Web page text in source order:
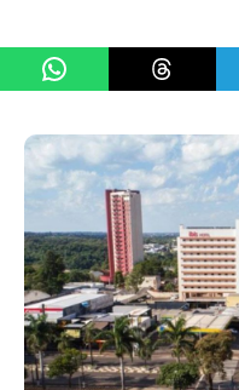
Share on WhatsApp
Share